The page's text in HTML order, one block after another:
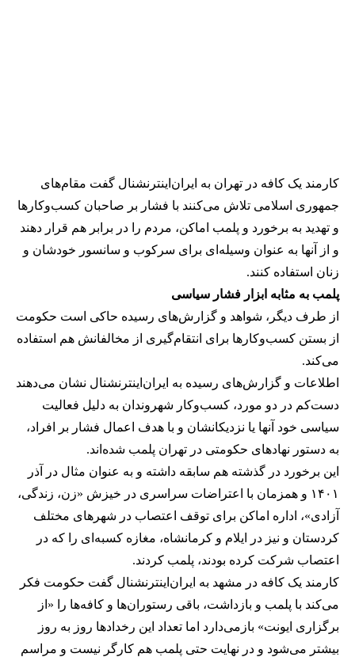
کارمند یک کافه در تهران به ایران‌اینترنشنال گفت مقام‌های
جمهوری اسلامی تلاش می‌کنند با فشار بر صاحبان کسب‌وکارها
و تهدید به برخورد و پلمب اماکن، مردم را در برابر هم قرار دهند
و از آنها به عنوان وسیله‌ای برای سرکوب و سانسور خودشان و
زنان استفاده کنند.
پلمب به مثابه ابزار فشار سیاسی
از طرف دیگر، شواهد و گزارش‌های رسیده حاکی است حکومت
از بستن کسب‌وکارها برای انتقام‌گیری از مخالفانش هم استفاده
می‌کند.
اطلاعات و گزارش‌های رسیده به ایران‌اینترنشنال نشان می‌دهند
دست‌کم در دو مورد، کسب‌وکار شهروندان به دلیل فعالیت
سیاسی خود آنها یا نزدیکانشان و با هدف اعمال فشار بر افراد،
به دستور نهادهای حکومتی در تهران پلمب شده‌اند.
این برخورد در گذشته هم سابقه داشته و به عنوان مثال در آذر
۱۴۰۱ و همزمان با اعتراضات سراسری در خیزش «زن، زندگی،
آزادی»، اداره اماکن برای توقف اعتصاب در شهرهای مختلف
کردستان و نیز در ایلام و کرمانشاه، مغازه کسبه‌ای را که در
اعتصاب شرکت کرده بودند، پلمب کردند.
کارمند یک کافه در مشهد به ایران‌اینترنشنال گفت حکومت فکر
می‌کند با پلمب و بازداشت، باقی رستوران‌ها و کافه‌ها را «از
برگزاری ایونت» بازمی‌دارد اما تعداد این رخدادها روز به روز
بیشتر می‌شود و در نهایت حتی پلمب هم کارگر نیست و مراسم